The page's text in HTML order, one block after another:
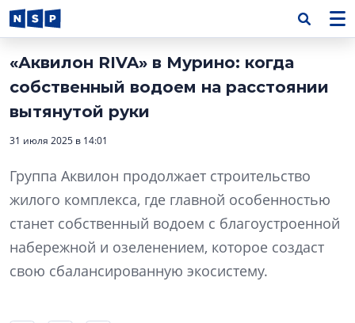
«Аквилон RIVA» в Мурино: когда
собственный водоем на расстоянии
вытянутой руки
31 июля 2025 в 14:01
Группа Аквилон продолжает строительство
жилого комплекса, где главной особенностью
станет собственный водоем с благоустроенной
набережной и озеленением, которое создаст
свою сбалансированную экосистему.